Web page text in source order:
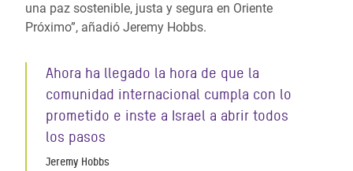
una paz sostenible, justa y segura en Oriente
Próximo”, añadió Jeremy Hobbs.
Ahora ha llegado la hora de que la
comunidad internacional cumpla con lo
prometido e inste a Israel a abrir todos
los pasos
Jeremy Hobbs